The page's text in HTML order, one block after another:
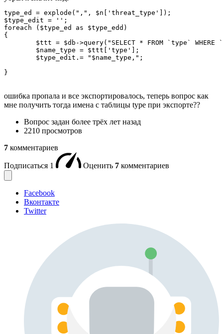
type_ed = explode(",", $n['threat_type']);
$type_edit = '';
foreach ($type_ed as $type_edd)
{
$ttt = $db->query("SELECT * FROM `type` WHERE
        $name_type = $ttt['type'];
        $type_edit.= "$name_type,";
}
ошибка пропала и все экспортировалось, теперь вопрос как
мне получить тогда имена с таблицы type при экспорте??
Вопрос задан более трёх лет назад
2210 просмотров
7 комментариев
Подписаться 1 Оценить 7 комментариев
Facebook
Вконтакте
Twitter